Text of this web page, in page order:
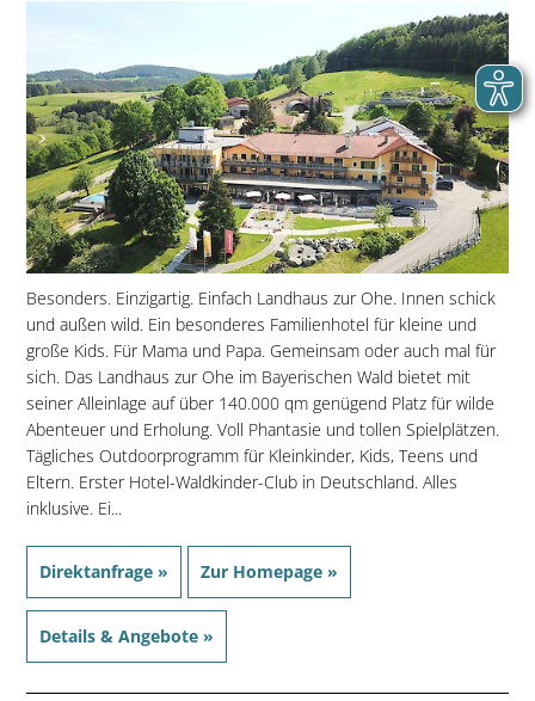
Besonders. Einzigartig. Einfach Landhaus zur Ohe. Innen schick
und außen wild. Ein besonderes Familienhotel für kleine und
große Kids. Für Mama und Papa. Gemeinsam oder auch mal für
sich. Das Landhaus zur Ohe im Bayerischen Wald bietet mit
seiner Alleinlage auf über 140.000 qm genügend Platz für wilde
Abenteuer und Erholung. Voll Phantasie und tollen Spielplätzen.
Tägliches Outdoorprogramm für Kleinkinder, Kids, Teens und
Eltern. Erster Hotel-Waldkinder-Club in Deutschland. Alles
inklusive. Ei...
Direktanfrage » Zur Homepage »
Details & Angebote »